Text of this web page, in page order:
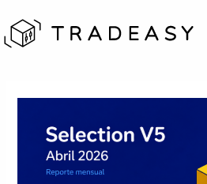
contenido
entradas